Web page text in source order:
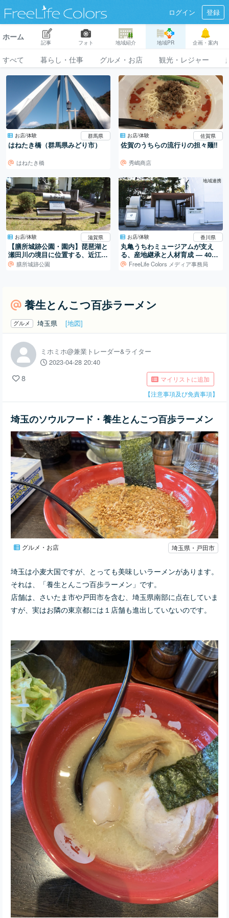
ログイン 登録
ホーム
記事 フォト 地域紹介 地域PR 企画・案内
すべて 暮らし・仕事 グルメ・お店 観光・レジャー
お店/体験 群馬県
はねたき橋（群馬県みどり市）
はねたき橋
お店/体験 佐賀県
佐賀のうちらの流行りの担々麺‼️
秀嶋商店
お店/体験 滋賀県
【膳所城跡公園・園内】琵琶湖と
瀬田川の境目に位置する、近江大
橋が絶景の地元で人気のスポット
膳所城跡公園
地域連携
お店/体験 香川県
丸亀うちわミュージアムが支え
る、産地継承と人材育成 ― 400
年続く地場産業を、次の世代へ
FreeLife Colors メディア事務局
養生とんこつ百歩ラーメン
グルメ 埼玉県 [地図]
ミホミホ@兼業トレーダー&ライター
2023-04-28 20:40
8
マイリストに追加
【注意事項及び免責事項】
埼玉のソウルフード・養生とんこつ百歩ラーメン
グルメ・お店 埼玉県・戸田市
埼玉は小麦大国ですが、とっても美味しいラーメンがあります。
それは、「養生とんこつ百歩ラーメン」です。
店舗は、さいたま市や戸田市を含む、埼玉県南部に点在していま
すが、実はお隣の東京都には１店舗も進出していないのです。